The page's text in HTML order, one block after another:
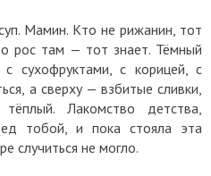
Мамин. Кто не рижанин, тот
рос там — тот знает. Тёмный
сухофруктами, с корицей, с
а сверху — взбитые сливки,
Лакомство детства,
тобой, и пока стояла эта
случиться не могло.